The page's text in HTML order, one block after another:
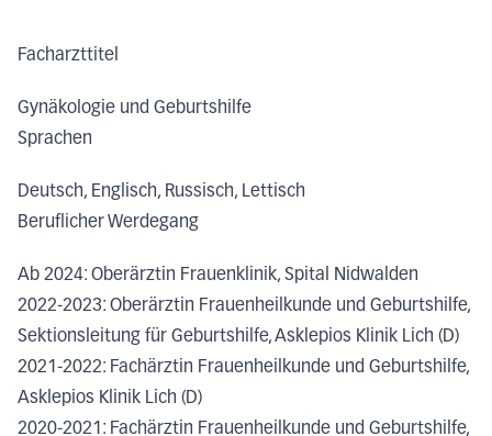
Facharzttitel
Gynäkologie und Geburtshilfe
Sprachen
Deutsch, Englisch, Russisch, Lettisch
Beruflicher Werdegang
Ab 2024: Oberärztin Frauenklinik, Spital Nidwalden
2022-2023: Oberärztin Frauenheilkunde und Geburtshilfe,
Sektionsleitung für Geburtshilfe, Asklepios Klinik Lich (D)
2021-2022: Fachärztin Frauenheilkunde und Geburtshilfe,
Asklepios Klinik Lich (D)
2020-2021: Fachärztin Frauenheilkunde und Geburtshilfe,